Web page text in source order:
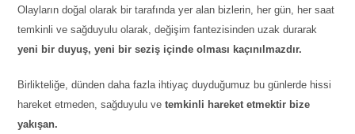
Olayların doğal olarak bir tarafında yer alan bizlerin, her gün, her saat
temkinli ve sağduyulu olarak, değişim fantezisinden uzak durarak
yeni bir duyuş, yeni bir seziş içinde olması kaçınılmazdır.
Birlikteliğe, dünden daha fazla ihtiyaç duyduğumuz bu günlerde hissi
hareket etmeden, sağduyulu vetemkinli hareket etmektir bize
yakışan.